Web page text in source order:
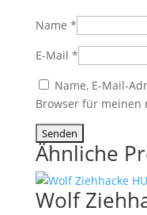
Name *
E-Mail *
Name, E-Mail-
Browser für meinen
Ähnliche
Wolf